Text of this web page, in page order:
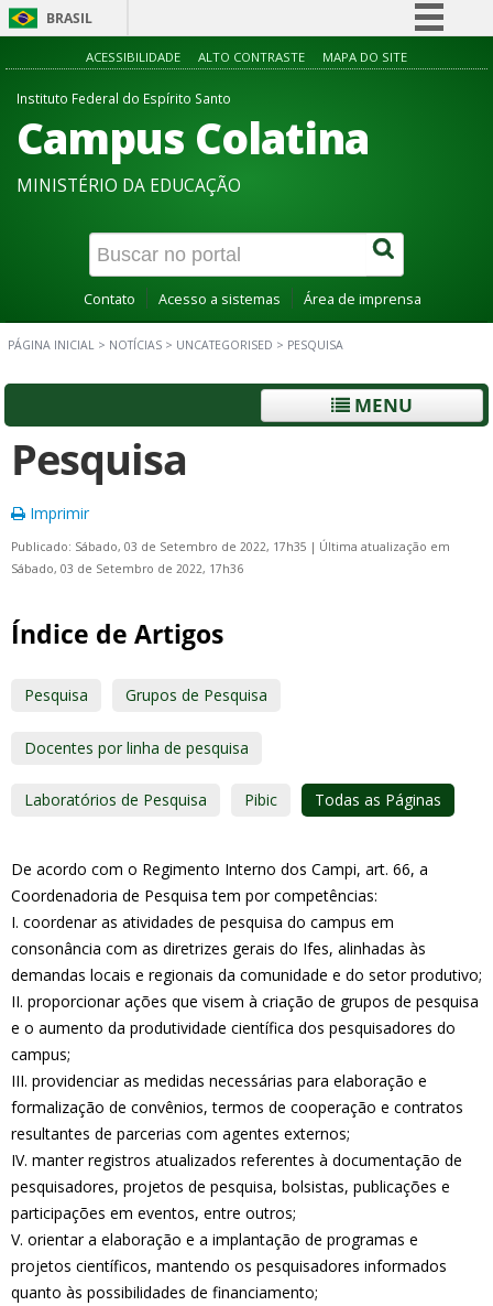
BRASIL
Simplifique!
Acesso à informação
Canais
ACESSIBILIDADE ALTO CONTRASTE MAPA DO SITE
Instituto Federal do Espírito Santo
Campus Colatina
MINISTÉRIO DA EDUCAÇÃO
Contato Acesso a sistemas Área de imprensa
PÁGINA INICIAL > NOTÍCIAS > UNCATEGORISED > PESQUISA
MENU
Pesquisa
Imprimir
Publicado: Sábado, 03 de Setembro de 2022, 17h35 | Última atualização em
Sábado, 03 de Setembro de 2022, 17h36
Índice de Artigos
Pesquisa Grupos de Pesquisa
Docentes por linha de pesquisa
Laboratórios de Pesquisa Pibic Todas as Páginas
De acordo com o Regimento Interno dos Campi, art. 66, a
Coordenadoria de Pesquisa tem por competências:
I. coordenar as atividades de pesquisa do campus em
consonância com as diretrizes gerais do Ifes, alinhadas às
demandas locais e regionais da comunidade e do setor produtivo;
II. proporcionar ações que visem à criação de grupos de pesquisa
e o aumento da produtividade científica dos pesquisadores do
campus;
III. providenciar as medidas necessárias para elaboração e
formalização de convênios, termos de cooperação e contratos
resultantes de parcerias com agentes externos;
IV. manter registros atualizados referentes à documentação de
pesquisadores, projetos de pesquisa, bolsistas, publicações e
participações em eventos, entre outros;
V. orientar a elaboração e a implantação de programas e
projetos científicos, mantendo os pesquisadores informados
quanto às possibilidades de financiamento;